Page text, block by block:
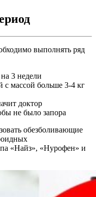
выполнять ряд
3 недели
с массой больше 3-4 кг
доктор
не было запора
обезболивающие
«Найз», «Нурофен» и